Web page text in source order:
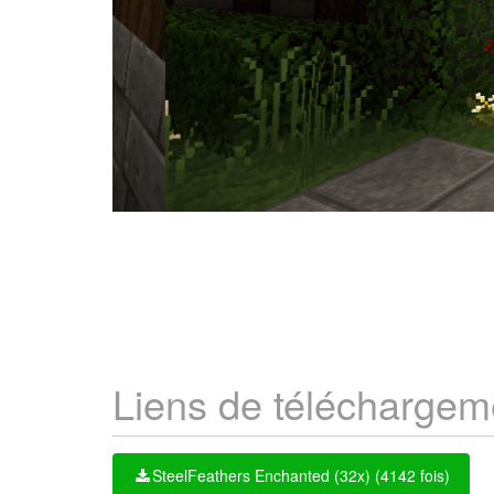
Liens de
SteelFeathers Enchanted (32x) (4142 fois)